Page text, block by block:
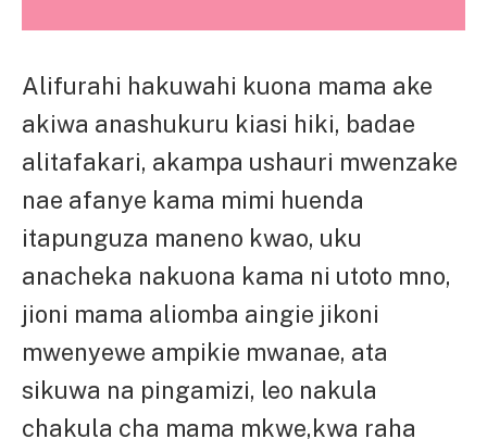
Alifurahi hakuwahi kuona mama ake
akiwa anashukuru kiasi hiki, badae
alitafakari, akampa ushauri mwenzake
nae afanye kama mimi huenda
itapunguza maneno kwao, uku
anacheka nakuona kama ni utoto mno,
jioni mama aliomba aingie jikoni
mwenyewe ampikie mwanae, ata
sikuwa na pingamizi, leo nakula
chakula cha mama mkwe,kwa raha